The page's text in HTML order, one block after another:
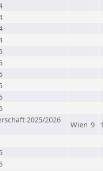
2025/2026
Wien 9